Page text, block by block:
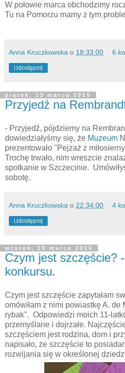
W połowie marca obchodzimy
Tu na Pomorzu mamy z tym
Anna Kruczkowska o 18:33:00 6
Udostępnij
piątek, 13 marca 2015
Przyjedź na
- Przyjedź, pójdziemy na
dowiedziałyśmy się, że Muzeum
prezentowało "Pejzaż z
Trochę trwało, nim wreszcie
spotkanie w Szczecinie.
sobotę.
Anna Kruczkowska o 22:34:00 4
Udostępnij
wtorek, 10 marca 2015
Czym jest szczęście?
konkursu.
Czym jest szczęście zapytałam
omówiłam z nimi powiastkę A.
rybak". Odpowiedzi moich 11-
przemyślane i dojrzałe.
szczęściem jest rodzina, dom i
napisało, że szczęście to
rozwijania się w określonej